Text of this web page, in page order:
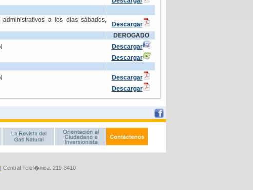
| Central Telef�nica: 219-3410